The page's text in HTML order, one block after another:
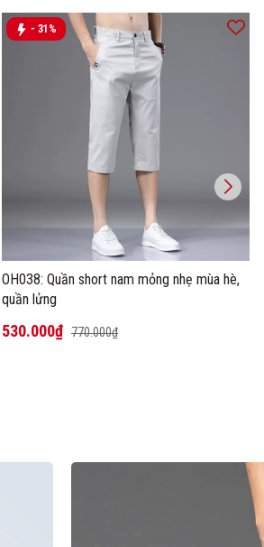
- 31%
OH038: Quần short nam mỏng nhẹ mùa hè,
quần lửng
530.000₫ 770.000₫